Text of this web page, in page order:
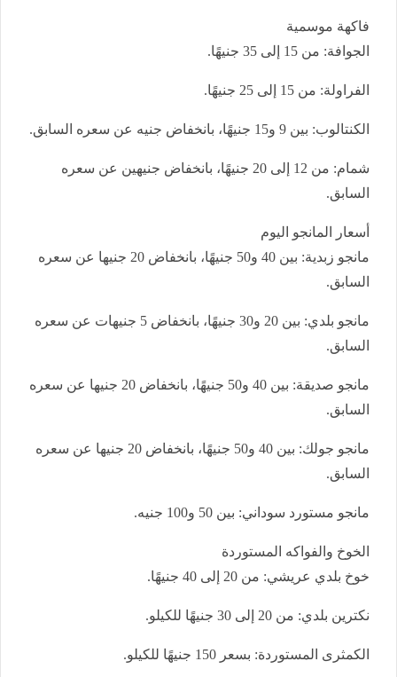
فاكهة موسمية
الجوافة: من 15 إلى 35 جنيهًا.
الفراولة: من 15 إلى 25 جنيهًا.
الكنتالوب: بين 9 و15 جنيهًا، بانخفاض جنيه عن سعره السابق.
شمام: من 12 إلى 20 جنيهًا، بانخفاض جنيهين عن سعره
السابق.
أسعار المانجو اليوم
مانجو زبدية: بين 40 و50 جنيهًا، بانخفاض 20 جنيها عن سعره
السابق.
مانجو بلدي: بين 20 و30 جنيهًا، بانخفاض 5 جنيهات عن سعره
السابق.
مانجو صديقة: بين 40 و50 جنيهًا، بانخفاض 20 جنيها عن سعره
السابق.
مانجو جولك: بين 40 و50 جنيهًا، بانخفاض 20 جنيها عن سعره
السابق.
مانجو مستورد سوداني: بين 50 و100 جنيه.
الخوخ والفواكه المستوردة
خوخ بلدي عريشي: من 20 إلى 40 جنيهًا.
نكترين بلدي: من 20 إلى 30 جنيهًا للكيلو.
الكمثرى المستوردة: بسعر 150 جنيهًا للكيلو.